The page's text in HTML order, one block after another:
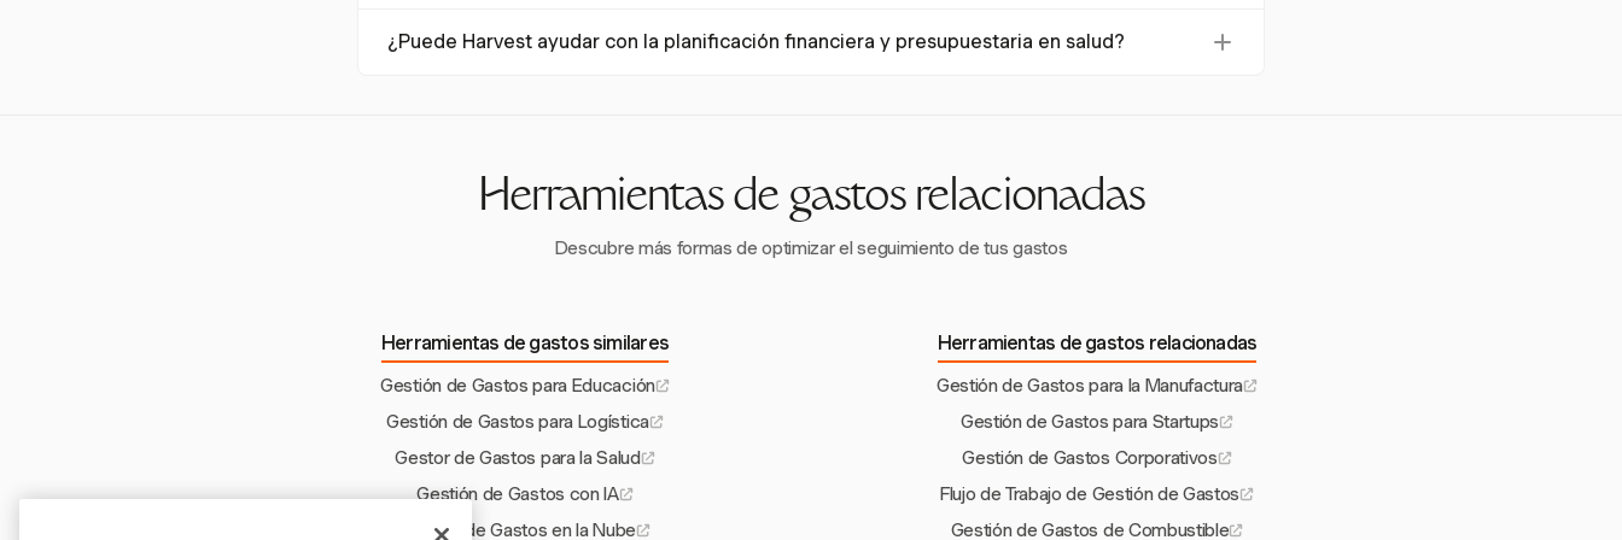
organizaciones de salud a controlar el aumento de costos, optimizar el uso de recursos y cumplir con los
¿Puede Harvest ayudar con la planificación financiera y presupuestaria en salud?
Herramientas de gastos relacionadas
Descubre más formas de optimizar el seguimiento de tus gastos
Herramientas de gastos similares
Gestión de Gastos para Educación
Gestión de Gastos para Logística
Gestor de Gastos para la Salud
Gestión de Gastos con IA
Gestión de Gastos en la Nube
Herramientas de gastos relacionadas
Gestión de Gastos para la Manufactura
Gestión de Gastos para Startups
Gestión de Gastos Corporativos
Flujo de Trabajo de Gestión de Gastos
Gestión de Gastos de Combustible